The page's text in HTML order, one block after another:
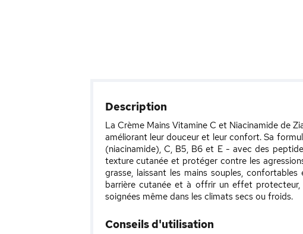
Description
La Crème Mains Vitamine C et Niacinamide de
améliorant leur douceur et leur confort. Sa
(niacinamide), C, B5, B6 et E - avec des
texture cutanée et protéger contre les
grasse, laissant les mains souples,
barrière cutanée et à offrir un effet protecteur,
soignées même dans les climats secs ou froids.
Conseils d'utilisation